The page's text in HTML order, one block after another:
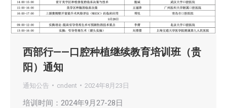
西部行——口腔种植继续教育培训班（贵
阳）通知
通知公告 cndent 2024年8月23日
培训时间：2024年9月27-28日